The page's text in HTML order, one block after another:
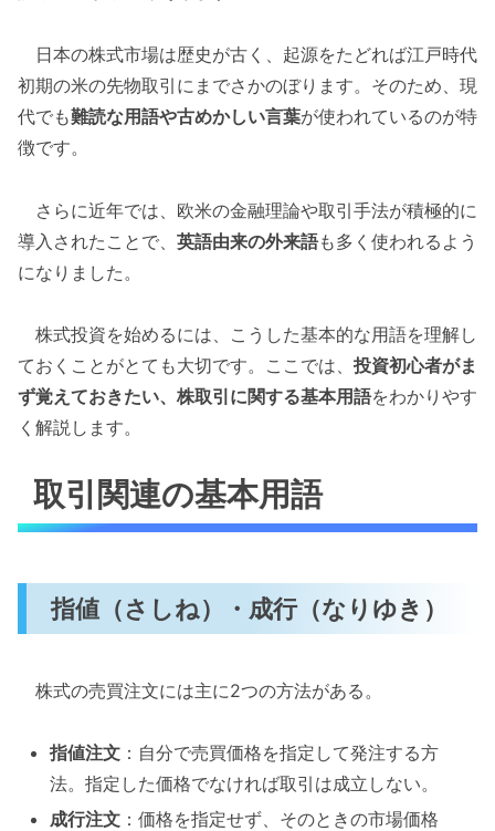
日本の株式市場は歴史が古く、起源をたどれば江戸時代
初期の米の先物取引にまでさかのぼります。そのため、現
代でも難読な用語や古めかしい言葉が使われているのが特
徴です。
さらに近年では、欧米の金融理論や取引手法が積極的に
導入されたことで、 英語由来の外来語も多く使われるよう
になりました。
株式投資を始めるには、こうした基本的な用語を理解し
ておくことがとても大切です。ここでは、 投資初心者がま
ず覚えておきたい、株取引に関する基本用語をわかりやす
く解説します。
取引関連の基本用語
指値（さしね）・成行（なりゆき）
株式の売買注文には主に2つの方法がある。
指値注文 ：自分で売買価格を指定して発注する方
法。指定した価格でなければ取引は成立しない。
成行注文 ：価格を指定せず、そのときの市場価格